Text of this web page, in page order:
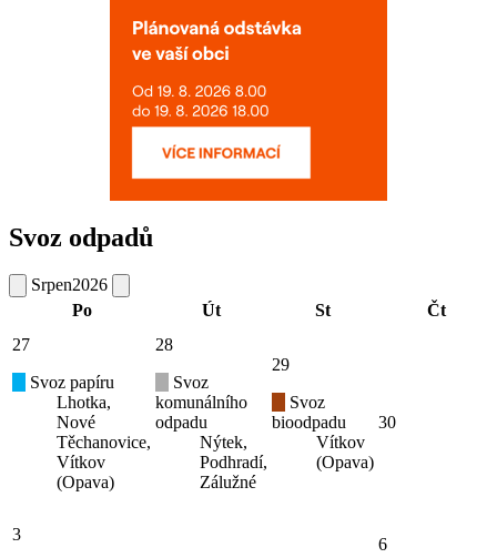
Svoz odpadů
Srpen2026
Po
Út St
Čt
27
Svoz papíru
Lhotka,
Nové
Těchanovice,
Vítkov
(Opava)
28
Svoz
komunálního
odpadu
Nýtek,
Podhradí,
Zálužné
29
Svoz
bioodpadu
Vítkov
(Opava)
30
3
6